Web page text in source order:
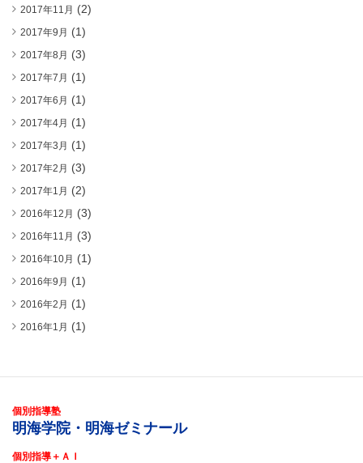
2017年11月 (2)
2017年9月 (1)
2017年8月 (3)
2017年7月 (1)
2017年6月 (1)
2017年4月 (1)
2017年3月 (1)
2017年2月 (3)
2017年1月 (2)
2016年12月 (3)
2016年11月 (3)
2016年10月 (1)
2016年9月 (1)
2016年2月 (1)
2016年1月 (1)
個別指導塾
明海学院・明海ゼミナール
個別指導＋ＡＩ